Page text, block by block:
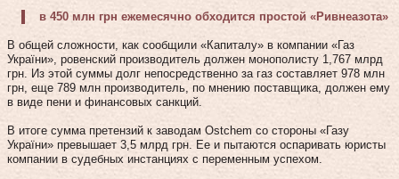
в 450 млн грн ежемесячно обходится простой «Ривнеазота»
В общей сложности, как сообщили «Капиталу» в компании «Газ
України», ровенский производитель должен монополисту 1,767 млрд
грн. Из этой суммы долг непосредственно за газ составляет 978 млн
грн, еще 789 млн производитель, по мнению поставщика, должен ему
в виде пени и финансовых санкций.
В итоге сумма претензий к заводам Ostchem со стороны «Газу
України» превышает 3,5 млрд грн. Ее и пытаются оспаривать юристы
компании в судебных инстанциях с переменным успехом.